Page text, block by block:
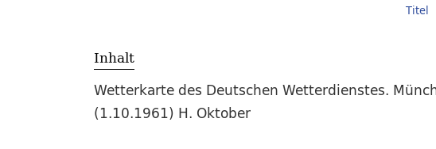
Titel
Inhalt
Wetterkarte des Deutschen Wetterdienstes.
(1.10.1961) H. Oktober